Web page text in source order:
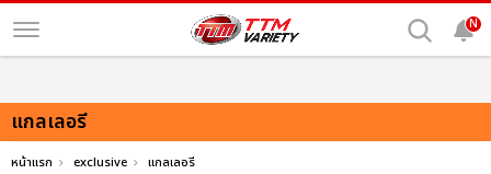
N
แกลเลอรี
หน้าแรก exclusive แกลเลอรี